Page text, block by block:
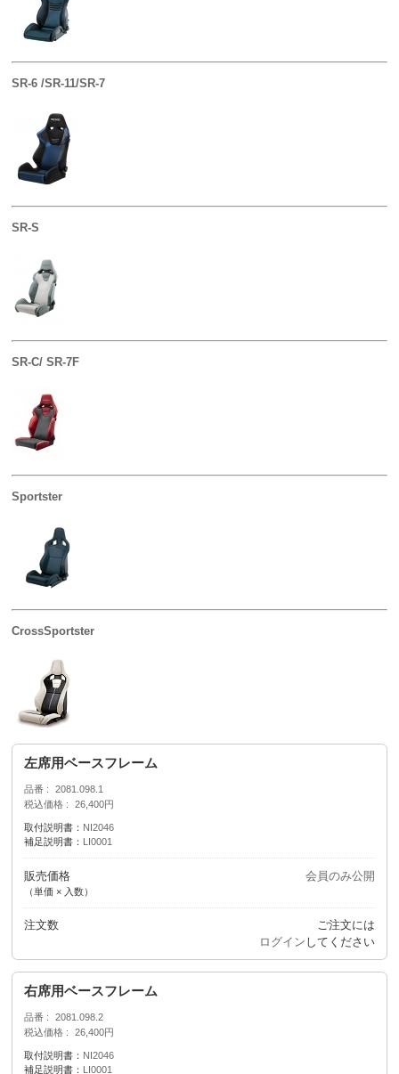
SR-6 /SR-11/SR-7
SR-S
SR-C/ SR-7F
Sportster
CrossSportster
左席用ベースフレーム
品番
2081.098.1
税込価格
26,400円
取付説明書： NI2046
補足説明書：
LI0001
販売価格
（単価 × 入数）
会員のみ公開
注文数
ご注文には
ログイン してください
右席用ベースフレーム
品番
2081.098.2
税込価格
26,400円
取付説明書： NI2046
補足説明書：
LI0001